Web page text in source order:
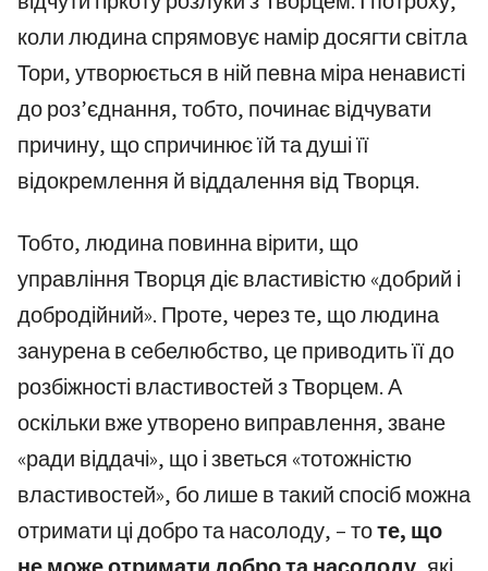
коли людина спрямовує намір досягти світла
Тори, утворюється в ній певна міра ненависті
до роз’єднання, тобто, починає відчувати
причину, що спричинює їй та душі її
відокремлення й віддалення від Творця.
Тобто, людина повинна вірити, що
управління Творця діє властивістю «добрий і
добродійний». Проте, через те, що людина
занурена в себелюбство, це приводить її до
розбіжності властивостей з Творцем. А
оскільки вже утворено виправлення, зване
«ради віддачі», що і зветься «тотожністю
властивостей», бо лише в такий спосіб можна
отримати ці добро та насолоду, – тоте, що